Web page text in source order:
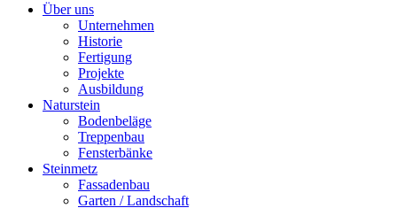
Über uns
Unternehmen
Historie
Fertigung
Projekte
Ausbildung
Naturstein
Bodenbeläge
Treppenbau
Fensterbänke
Steinmetz
Fassadenbau
Garten / Landschaft